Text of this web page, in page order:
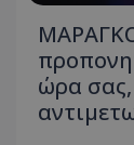
ώρα σας,